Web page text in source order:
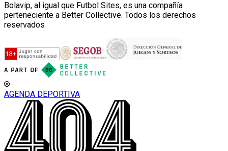
Bolavip, al igual que Futbol Sites, es una compañía
perteneciente a Better Collective. Todos los derechos
reservados
AGENDA DEPORTIVA